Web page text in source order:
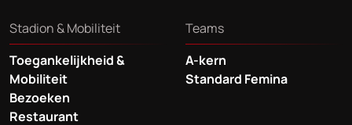
Stadion & Mobiliteit
Toegankelijkheid &
Mobiliteit
Bezoeken
Restaurant
Teams
A-kern
Standard Femina